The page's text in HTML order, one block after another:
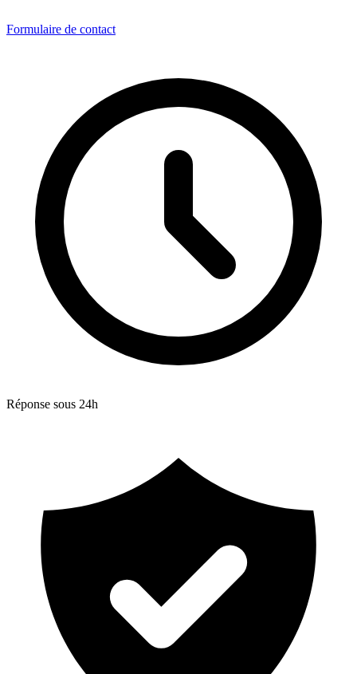
Formulaire de contact
Réponse sous 24h